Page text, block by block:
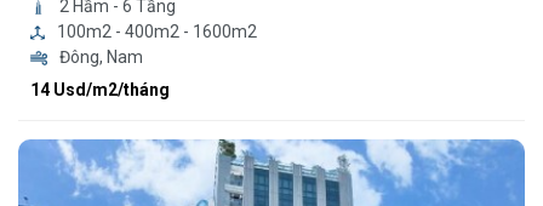
2 Hầm - 6 Tầng
100m2 - 400m2 - 1600m2
Đông, Nam
14 Usd/m2/tháng